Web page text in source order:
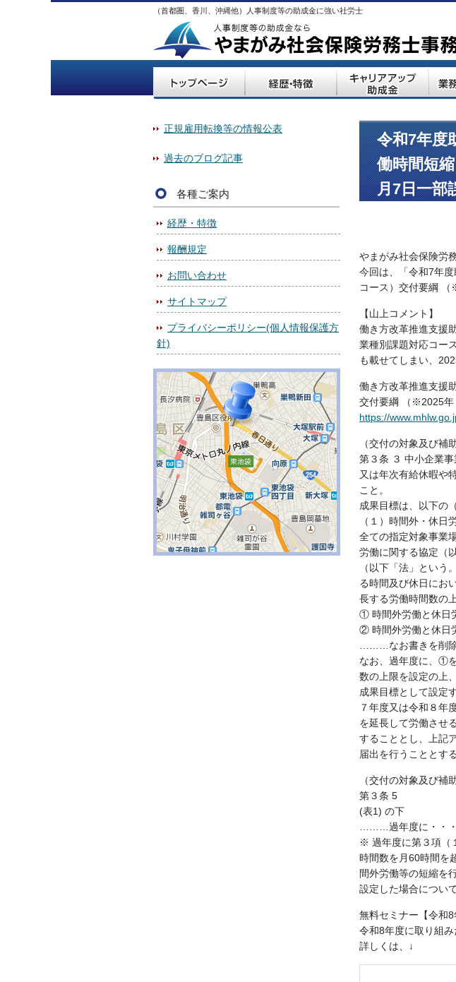
（首都圏、香川、沖縄他）人事制度等の助成金に強い社労士
令和7年度
働時間短
月7日一部
やまがみ社会保険労
今回は、「令和7年
コース）交付要綱 （
【山上コメント】
働き方改革推進支援
業種別課題対応コー
も載せてしまい、
働き方改革推進支援
交付要綱 （※2025年
https://
（交付の対象及び補
第３条 ３ 中小企業
又は年次有給休暇や
こと。
成果目標は、以下の
（１）時間外・休日
全ての指定対象事業
労働に関する協定（
（以下「法」とい
る時間及び休日にお
長する労働時間数の
① 時間外労働と休日
② 時間外労働と休日
………なお書きを削除
なお、過年度に、①
数の上限を設定の上
成果目標として設定
７年度又は令和８年
を延長して労働させ
することとし、上記
届出を行うこととする
（交付の対象及び補
第３条 5
(表1) の下
………過年度に・・・
※ 過年度に第３項（
時間数を月60時間を
間外労働等の短縮を
設定した場合につい
無料セミナー【令和8
令和8年度に取り組
詳しくは、↓
正規雇用転換等の情報公表
過去のブログ記事
各種ご案内
経歴・特徴
報酬規定
お問い合わせ
サイトマップ
プライバシーポリシー(個人情報保護方
針)